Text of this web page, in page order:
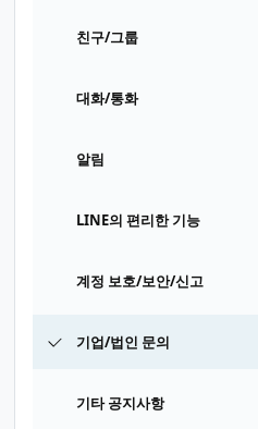
친구/그룹
대화/통화
알림
LINE의 편리한 기능
계정 보호/보안/신고
기업/법인 문의
기타 공지사항